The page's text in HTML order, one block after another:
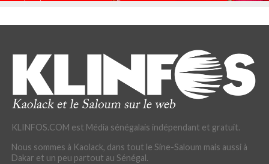
KLINFOS.COM est Média sénégalais indépendant et gratuit.
Nous sommes à Kaolack, dans tout le Sine-Saloum mais aussi à
Dakar et un peu partout au Sénégal.